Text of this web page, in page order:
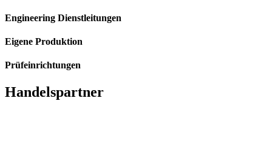
Engineering Dienstleitungen
Eigene Produktion
Prüfeinrichtungen
Handelspartner